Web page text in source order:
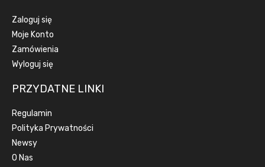
Zaloguj się
Moje Konto
Zamówienia
Wyloguj się
PRZYDATNE LINKI
Regulamin
Polityka Prywatności
Newsy
O Nas